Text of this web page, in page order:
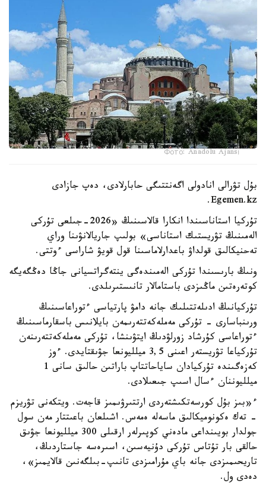
Фото: Anadolu Ajansı
بۇل تۋرالى انادولى اگەنتتىگى حابارلادى، دەپ جازادى
Egemen.kz.
تۇركيا استاناسىندا انكارا قالاسىنىڭ «2026-جىلعى تۇركى
الەمىنىڭ تۋريستىك استاناسى» بولىپ جاريالانۋىنا وراي
تەحنيكالىق قولداۋ باعدارلاماسىنا قول قويۋ شاراسى ءوتتى.
ونىڭ بارىسىندا تۇركى الەمىندەگى ينتەگراتسيانى جاڭا دەڭگەيگە
كوتەرەتىن ماڭىزدى باستامالار تانىستىرىلدى.
تۇركيانىڭ ادىلەتتىلىك جانە دامۋ پارتياسى ءتوراعاسىنىڭ
ورىنباسارى - تۇركى مەملەكەتتەرىمەن بايلانىس باسقارماسىنىڭ
ءتوراعاسى كۇرشاد زورلۋدىڭ ايتۋىنشا، تۇركى مەملەكەتتەرىنەن
تۇركياعا تۋريستەر اعىنى 3,5 ميلليونعا جۋىقتايدى. ءوز
كەزەگىندە تۇركيادان ساياحاتتاپ باراتىن حالىق سانى 1
ميلليوننان ءسال اسىپ جىعىلادى.
ء«بىز بۇل كورسەتكىشتەردى ارتتىرۋىمىز قاجەت. ويتكەنى تۋريزم
- تەك ەكونوميكالىق ماسەلە ەمەس. اشىلعان باعىتتار مەن سول
جولدار بويىنداعى مادەني كوپىرلەر ارقىلى 300 ميلليونعا جۋىق
حالقى بار تۇتاس تۇركى دۇنيەسىن، اسىرەسە جاستاردىڭ،
تاريحىمىزدى جانە باي مۇرامىزدى تانىپ-بىلگەنىن قالايمىز»،
دەدى ول.